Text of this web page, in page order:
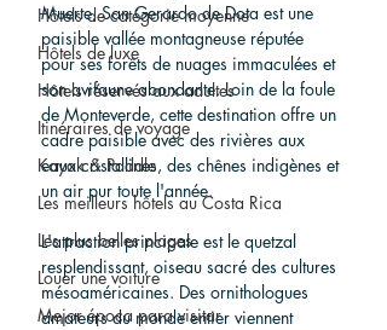
Hôtels de catégorie moyenne
Hôtels de luxe
Hôtels réservés aux adultes
Itinéraires de voyage
Kayak & Paddle
Les meilleurs hôtels au Costa Rica
Les plus belles plages
Louer une voiture
Mejor época para visitar
Muerte, San Gerardo de Dota est une
paisible vallée montagneuse réputée
pour ses forêts de nuages immaculées et
son avifaune abondante. Loin de la foule
de Monteverde, cette destination offre un
cadre paisible avec des rivières aux
eaux cristallines, des chênes indigènes et
un air pur toute l'année.
L'attraction principale est le quetzal
resplendissant, oiseau sacré des cultures
mésoaméricaines. Des ornithologues
amateurs du monde entier viennent